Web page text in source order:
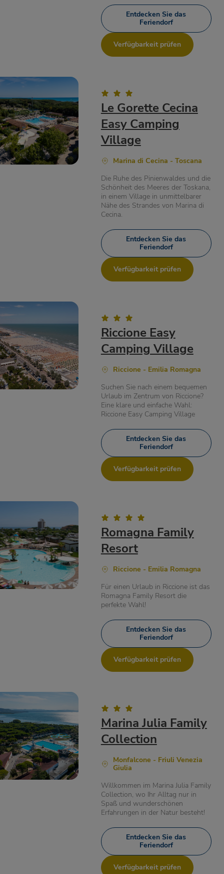
Entdecken Sie das
Feriendorf
Verfügbarkeit prüfen
Le Gorette Cecina
Easy Camping
Village
Marina di Cecina - Toscana
Die Ruhe des Pinienwaldes und die
Schönheit des Meeres der Toskana,
in einem Village in unmittelbarer
Nähe des Strandes von Marina di
Cecina.
Entdecken Sie das
Feriendorf
Verfügbarkeit prüfen
Riccione Easy
Camping Village
Riccione - Emilia Romagna
Suchen Sie nach einem bequemen
Urlaub im Zentrum von Riccione?
Eine klare und einfache Wahl:
Riccione Easy Camping Village
Entdecken Sie das
Feriendorf
Verfügbarkeit prüfen
Romagna Family
Resort
Riccione - Emilia Romagna
Für einen Urlaub in Riccione ist das
Romagna Family Resort die
perfekte Wahl!
Entdecken Sie das
Feriendorf
Verfügbarkeit prüfen
Marina Julia Family
Collection
Monfalcone - Friuli Venezia
Giulia
Willkommen im Marina Julia Family
Collection, wo Ihr Alltag nur in
Spaß und wunderschönen
Erfahrungen in der Natur besteht!
Entdecken Sie das
Feriendorf
Verfügbarkeit prüfen